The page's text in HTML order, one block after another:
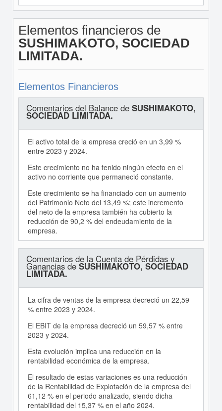
Elementos financieros de
SUSHIMAKOTO, SOCIEDAD
LIMITADA.
Elementos Financieros
Comentarios del Balance de SUSHIMAKOTO,
SOCIEDAD LIMITADA.
El activo total de la empresa creció en un 3,99 %
entre 2023 y 2024.
Este crecimiento no ha tenido ningún efecto en el
activo no corriente que permaneció constante.
Este crecimiento se ha financiado con un aumento
del Patrimonio Neto del 13,49 %; este incremento
del neto de la empresa también ha cubierto la
reducción de 90,2 % del endeudamiento de la
empresa.
Comentarios de la Cuenta de Pérdidas y
Ganancias deSUSHIMAKOTO, SOCIEDAD
LIMITADA.
La cifra de ventas de la empresa decreció un 22,59
% entre 2023 y 2024.
El EBIT de la empresa decreció un 59,57 % entre
2023 y 2024.
Esta evolución implica una reducción en la
rentabilidad económica de la empresa.
El resultado de estas variaciones es una reducción
de la Rentabilidad de Explotación de la empresa del
61,12 % en el periodo analizado, siendo dicha
rentabilidad del 15,37 % en el año 2024.